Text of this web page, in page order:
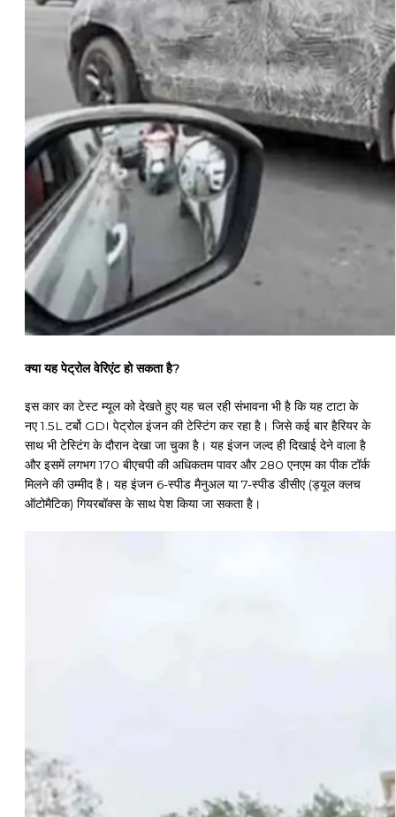
क्या यह पेट्रोल वेरिएंट हो सकता है?
इस कार का टेस्ट म्यूल को देखते हुए यह चल रही संभावना भी है कि यह टाटा के
नए 1.5L टर्बो GDI पेट्रोल इंजन की टेस्टिंग कर रहा है। जिसे कई बार हैरियर के
साथ भी टेस्टिंग के दौरान देखा जा चुका है। यह इंजन जल्द ही दिखाई देने वाला है
और इसमें लगभग 170 बीएचपी की अधिकतम पावर और 280 एनएम का पीक टॉर्क
मिलने की उम्मीद है। यह इंजन 6-स्पीड मैनुअल या 7-स्पीड डीसीए (ड्यूल क्लच
ऑटोमैटिक) गियरबॉक्स के साथ पेश किया जा सकता है।